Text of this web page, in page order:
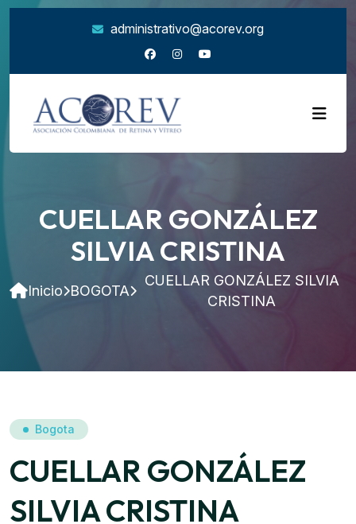
administrativo@acorev.org
CUELLAR GONZÁLEZ
SILVIA CRISTINA
Inicio BOGOTA
CUELLAR GONZÁLEZ SILVIA
CRISTINA
Bogota
CUELLAR GONZÁLEZ
SILVIA CRISTINA